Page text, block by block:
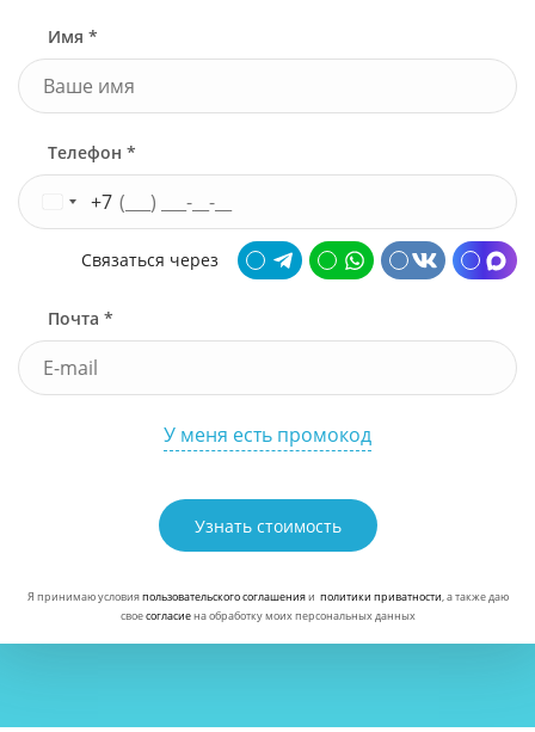
Имя *
Телефон *
+7
Связаться через
Почта *
У меня есть промокод
Узнать стоимость
Я принимаю условияпользовательского соглашенияи политики приватности, а также даю
своесогласиена обработку моих персональных данных